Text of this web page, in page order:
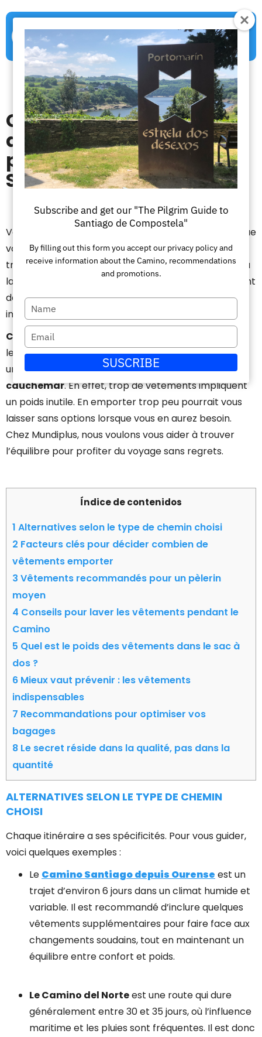
Combien de vêtements
de rechange dois-je
prévoir pour le Camino
Santiago ?
Vous prenez le premier sentier et vous remarquez que
votre sac à dos est trop lourd. L’idée de le charger
trop vous fait douter des vêtements à emporter ou à
laisser à la maison. Avez-vous vraiment besoin de tant
de t-shirts ? Un pantalon supplémentaire est-il
indispensable ?
Choisir la quantité de vêtements adéquate
le Camino de Santiago peut faire la différence entre
un
voyage confortable ou un véritable
cauchemar. En effet, trop de vêtements impliquent
un poids inutile. En emporter trop peu pourrait vous
laisser sans options lorsque vous en aurez besoin.
Chez Mundiplus, nous voulons vous aider à trouver
l’équilibre pour profiter du voyage sans regrets.
Índice de contenidos
1 Alternatives selon le type de chemin choisi
2 Facteurs clés pour décider combien de
vêtements emporter
3 Vêtements recommandés pour un pèlerin
moyen
4 Conseils pour laver les vêtements pendant le
Camino
5 Quel est le poids des vêtements dans le sac à
dos ?
6 Mieux vaut prévenir : les vêtements
indispensables
7 Recommandations pour optimiser vos
bagages
8 Le secret réside dans la qualité, pas dans la
quantité
ALTERNATIVES SELON LE TYPE DE CHEMIN
CHOISI
Chaque itinéraire a ses spécificités. Pour vous guider,
voici quelques exemples :
Le Camino Santiago depuis Ourense est un
trajet d’environ 6 jours dans un climat humide et
variable. Il est recommandé d’inclure quelques
vêtements supplémentaires pour faire face aux
changements soudains, tout en maintenant un
équilibre entre confort et poids.
Le Camino del Norteest une route qui dure
généralement entre 30 et 35 jours, où l’influence
maritime et les pluies sont fréquentes. Il est donc
Subscribe and get our "The Pilgrim Guide to
Santiago de Compostela"
By filling out this form you accept our privacy policy and
receive information about the Camino, recommendations
and promotions.
Escriba
su
nombre
Escriba
su
correo
electrónico
SUSCRIBE